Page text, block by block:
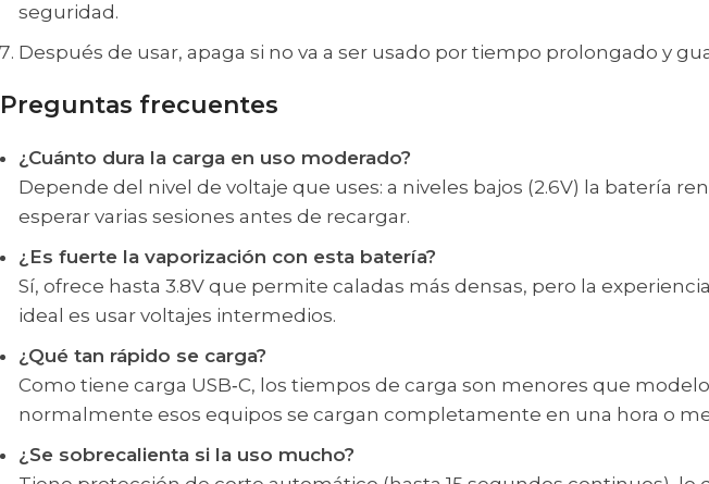
seguridad.
Después de usar, apaga si no va a ser usado por tiempo prolongado y
Preguntas frecuentes
¿Cuánto dura la carga en uso moderado?
Depende del nivel de voltaje que uses: a niveles bajos (2.6V) la batería
esperar varias sesiones antes de recargar.
¿Es fuerte la vaporización con esta batería?
Sí, ofrece hasta 3.8V que permite caladas más densas, pero la
ideal es usar voltajes intermedios.
¿Qué tan rápido se carga?
Como tiene carga USB‑C, los tiempos de carga son menores que
normalmente esos equipos se cargan completamente en una hora o
¿Se sobrecalienta si la uso mucho?